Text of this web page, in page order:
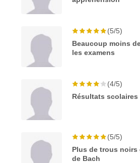
(5/5)
Beaucoup moins
les examens
(4/5)
Résultats
(5/5)
Plus de trous noirs
de Bach